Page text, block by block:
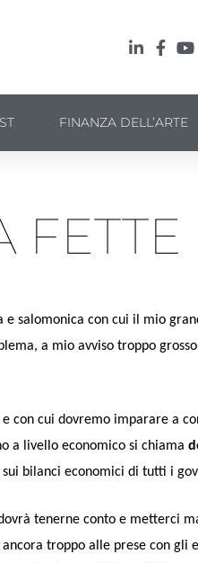
FINANZA DELL’ARTE
FETTE
e salomonica con cui il mio
a mio avviso troppo
con cui dovremo imparare a
a livello economico si chiama
bilanci economici di tutti i
tenerne conto e metterci
ancora troppo alle prese con gli